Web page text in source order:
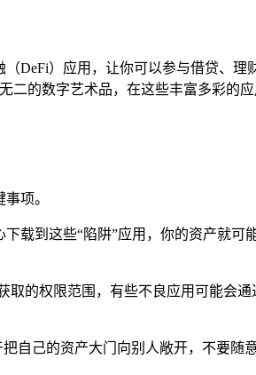
DeFi）应用，让你可以参与借贷、理
二的数字艺术品，在这些丰富多彩的
项。
载到这些“陷阱”应用，你的资产就可
的权限范围，有些不良应用可能会
自己的资产大门向别人敞开，不要随